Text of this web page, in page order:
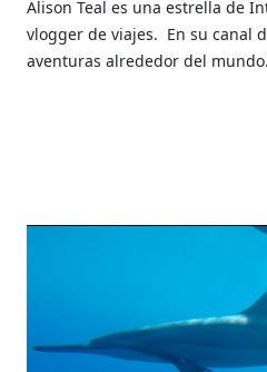
Alison Teal es una estrella de
vlogger de viajes. En su canal
aventuras alrededor del mundo.